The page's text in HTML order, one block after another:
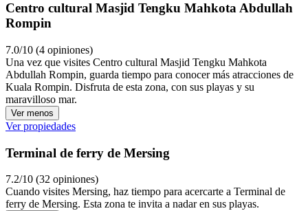
Centro cultural Masjid Tengku Mahkota Abdullah
Rompin
7.0/10 (4 opiniones)
Una vez que visites Centro cultural Masjid Tengku Mahkota
Abdullah Rompin, guarda tiempo para conocer más atracciones de
Kuala Rompin. Disfruta de esta zona, con sus playas y su
maravilloso mar.
Ver menos
Ver propiedades
Terminal de ferry de Mersing
7.2/10 (32 opiniones)
Cuando visites Mersing, haz tiempo para acercarte a Terminal de
ferry de Mersing. Esta zona te invita a nadar en sus playas.